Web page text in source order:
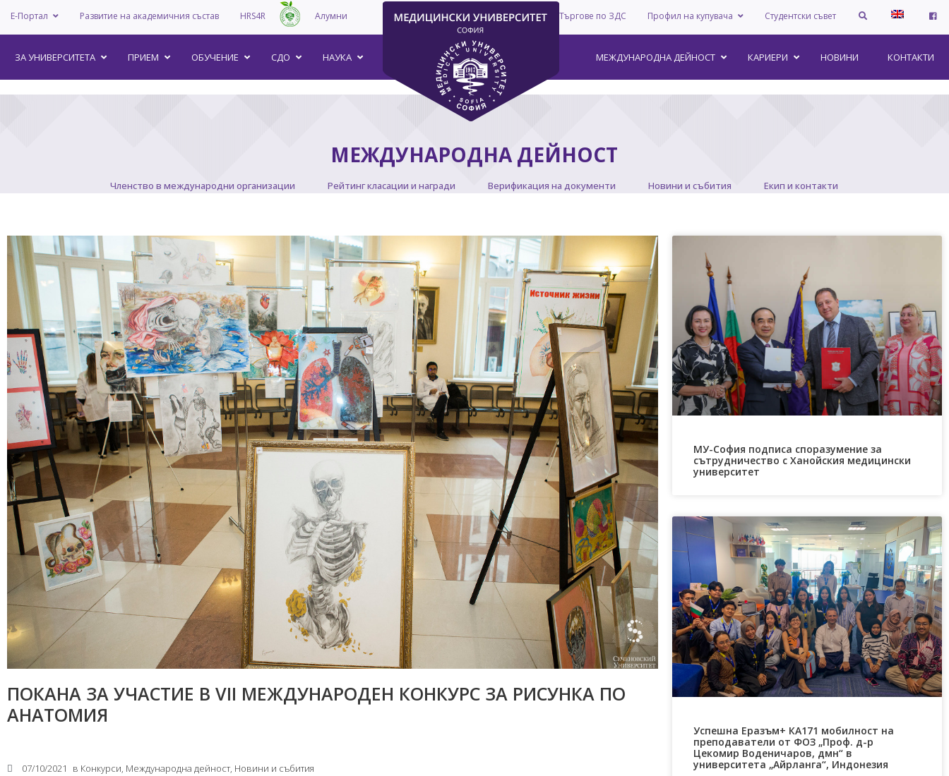
Е-Портал Развитие на академичния състав HRS4R Алумни Студентски съвет
Профил на купувача
Търгове по ЗДС
ЗА УНИВEРСИТЕТА
Медицински факултет
Факултет по дентална медицина
Фармацевтичен факултет
Факултет по обществено здраве
Филиал „Проф. д-р Ив. Митев” –
Враца
Медицински колеж – София
Научно-изследователски институт
СОССБОС
Развойно-
техническа
база
Почивна
база-Китен
ПРИЕМ ОБУЧЕНИЕ СДО НАУКА КОНТАКТИ
НОВИНИ
КАРИЕРИ
МЕЖДУНАРОДНА ДЕЙНОСТ
МЕЖДУНАРОДНА ДЕЙНОСТ
Членство в международни организации Рейтинг класации и награди Верификация на документи Новини и събития Екип и контакти
ПОКАНА ЗА УЧАСТИЕ В VII МЕЖДУНАРОДЕН КОНКУРС ЗА РИСУНКА ПО
АНАТОМИЯ
07/10/2021 в Конкурси, Международнa дейност, Новини и събития
МУ-София подписа споразумение за
сътрудничество с Ханойския медицински
университет
Успешна Еразъм+ КА171 мобилност на
преподаватели от ФОЗ „Проф. д-р
Цекомир Воденичаров, дмн“ в
университета „Айрланга“, Индонезия